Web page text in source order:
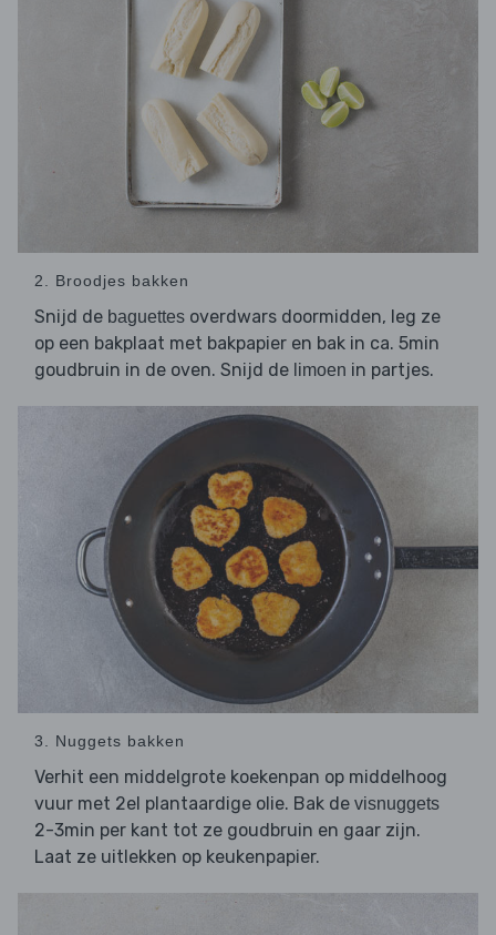
2. Broodjes bakken
Snijd de baguettes overdwars doormidden, leg ze
op een bakplaat met bakpapier en bak in ca. 5min
goudbruin in de oven. Snijd de limoen in partjes.
3. Nuggets bakken
Verhit een middelgrote koekenpan op middelhoog
vuur met 2el plantaardige olie. Bak de visnuggets
2-3min per kant tot ze goudbruin en gaar zijn.
Laat ze uitlekken op keukenpapier.